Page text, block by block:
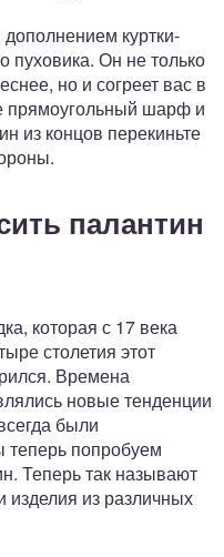
куртки-
пуховика. Он не только
но и согреет вас в
прямоугольный шарф и
из концов перекиньте
палантин
которая с 17 века
столетия этот
Времена
новые тенденции
были
попробуем
Теперь так называют
изделия из различных